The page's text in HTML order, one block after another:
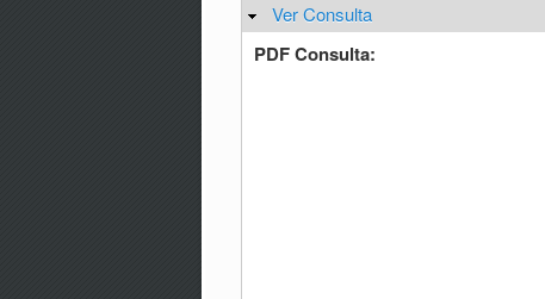
Ocultar
Ver Consulta
PDF Consulta: